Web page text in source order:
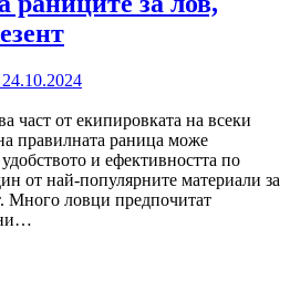
24.10.2024
част от екипировката на всеки
правилната раница може
и ефективността по
от най-популярните материали за
Много ловци предпочитат